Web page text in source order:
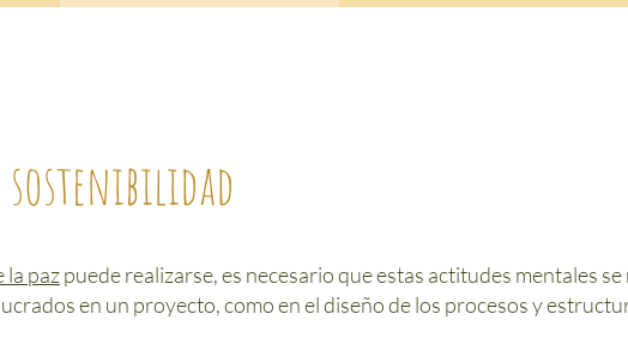
la pazpuede realizarse, es necesario que estas actitudes mentales
en un proyecto, como en el diseño de los procesos y